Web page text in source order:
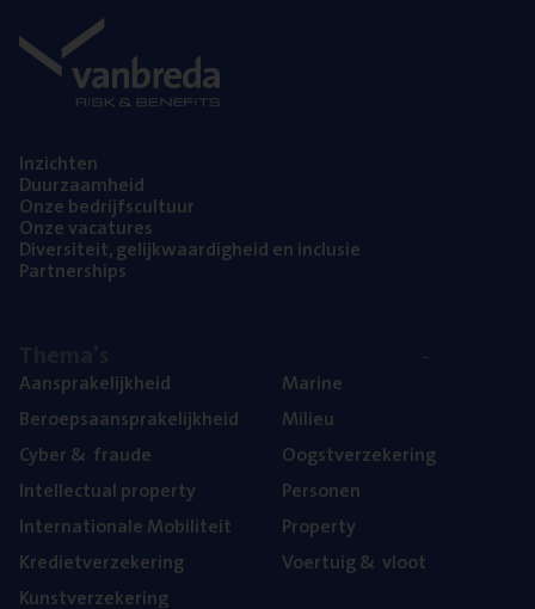
Inzich­ten
Duur­zaam­heid
Onze bedrijfs­cul­tuur
Onze vaca­tu­res
Diver­si­teit, gelijk­waar­dig­heid en inclusie
Part­ner­ships
Aan­spra­ke­lijk­heid
Beroeps­aan­spra­ke­lijk­heid
Cyber& fraude
Intel­lec­tu­al property
Inter­na­ti­o­na­le Mobiliteit
Kre­diet­ver­ze­ke­ring
Kunst­ver­ze­ke­ring
Mari­ne
Mili­eu
Oogst­ver­ze­ke­ring
Per­so­nen
Pro­per­ty
Voer­tuig& vloot